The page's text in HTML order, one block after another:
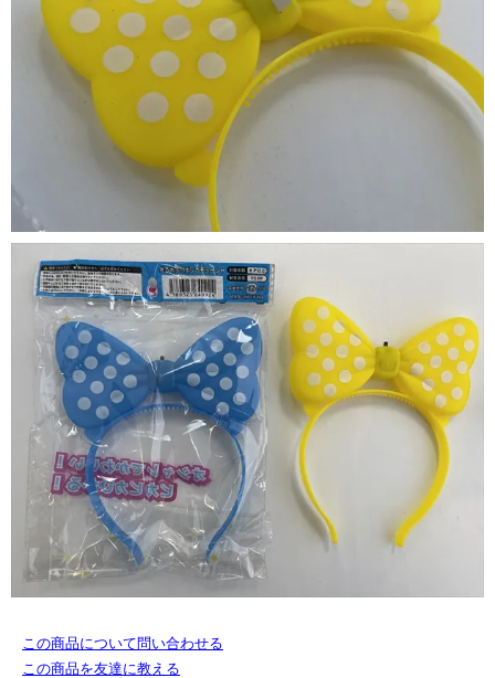
この商品について問い合わせる
この商品を友達に教える